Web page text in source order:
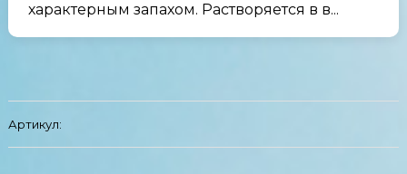
характерным запахом. Растворяется в в...
Артикул: